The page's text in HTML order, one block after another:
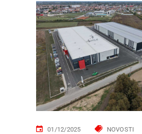
01/12/2025 NOVOSTI